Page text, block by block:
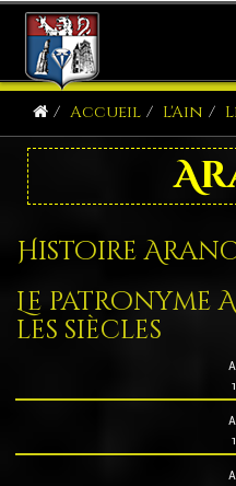
Accueil L'Ain
Histoire
Le patronyme
les siècles